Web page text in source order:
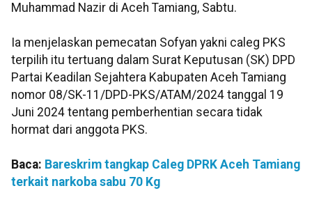
Muhammad Nazir di Aceh Tamiang, Sabtu.
Ia menjelaskan pemecatan Sofyan yakni caleg PKS
terpilih itu tertuang dalam Surat Keputusan (SK) DPD
Partai Keadilan Sejahtera Kabupaten Aceh Tamiang
nomor 08/SK-11/DPD-PKS/ATAM/2024 tanggal 19
Juni 2024 tentang pemberhentian secara tidak
hormat dari anggota PKS.
Baca: Bareskrim tangkap Caleg DPRK Aceh Tamiang
terkait narkoba sabu 70 Kg